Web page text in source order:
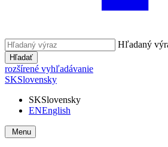
Hľadaný
Hľadať
rozšírené vyhľadávanie
SKSlovensky
SKSlovensky
ENEnglish
Menu